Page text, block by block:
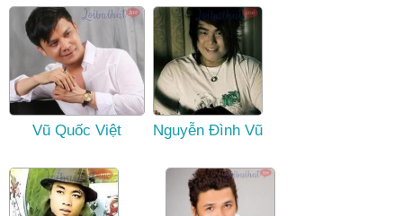
Vũ Quốc Việt Nguyễn Đình Vũ